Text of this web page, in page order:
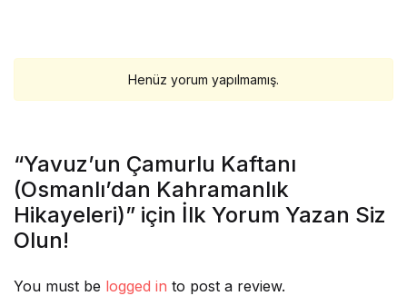
Henüz yorum yapılmamış.
“Yavuz’un Çamurlu Kaftanı
(Osmanlı’dan Kahramanlık
Hikayeleri)” için İlk Yorum Yazan Siz
Olun!
You must be logged in to post a review.